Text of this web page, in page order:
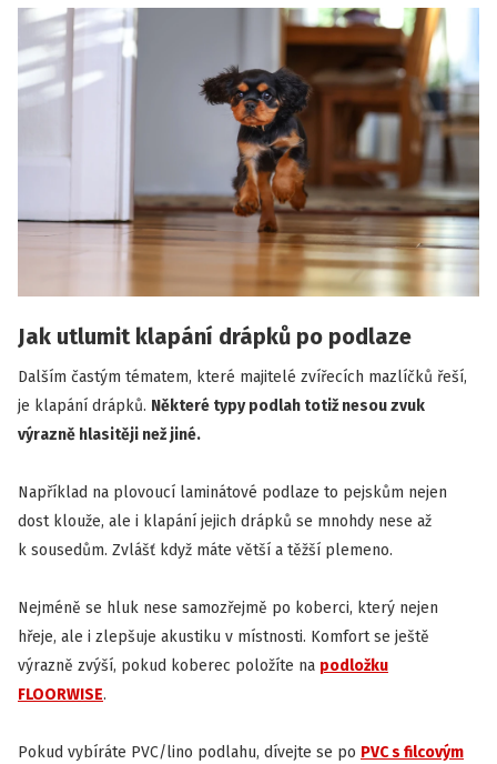
Jak utlumit klapání drápků po podlaze
Dalším častým tématem, které majitelé zvířecích mazlíčků řeší,
je klapání drápků. Některé typy podlah totiž nesou zvuk
výrazně hlasitěji než jiné.
Například na plovoucí laminátové podlaze to pejskům nejen
dost klouže, ale i klapání jejich drápků se mnohdy nese až
k sousedům. Zvlášť když máte větší a těžší plemeno.
Nejméně se hluk nese samozřejmě po koberci, který nejen
hřeje, ale i zlepšuje akustiku v místnosti. Komfort se ještě
výrazně zvýší, pokud koberec položíte na podložku
FLOORWISE.
Pokud vybíráte PVC/lino podlahu, dívejte se po PVC s filcovým